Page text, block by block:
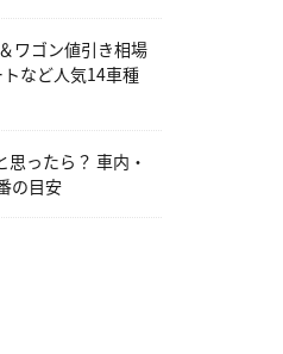
ワゴン値引き相場
など人気14車種
思ったら？ 車内・
の目安